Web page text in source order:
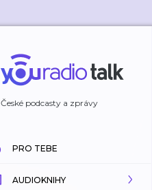
České podcasty a zprávy
PRO TEBE
AUDIOKNIHY